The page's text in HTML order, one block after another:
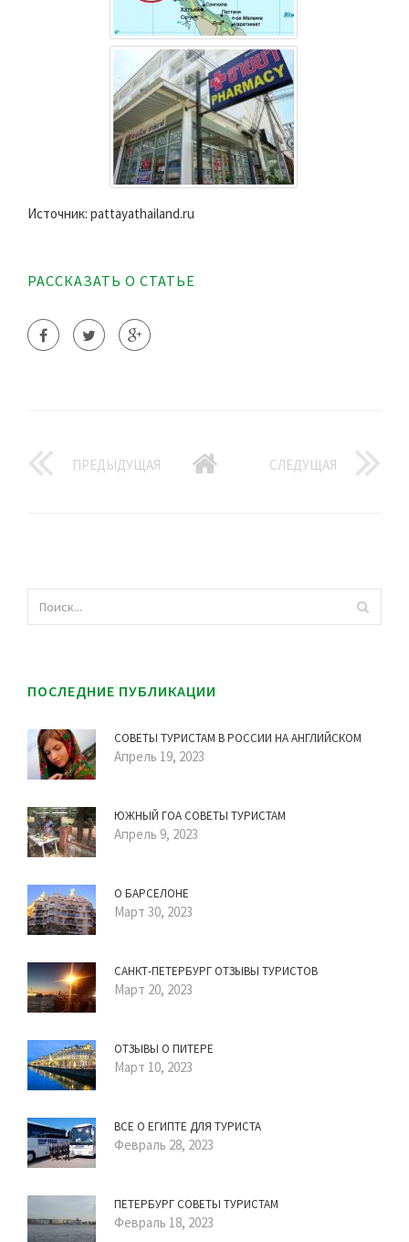
Источник: pattayathailand.ru
РАССКАЗАТЬ О СТАТЬЕ
ПРЕДЫДУЩАЯ СЛЕДУЩАЯ
ПОСЛЕДНИЕ ПУБЛИКАЦИИ
СОВЕТЫ ТУРИСТАМ В РОССИИ НА АНГЛИЙСКОМ
Апрель 19, 2023
ЮЖНЫЙ ГОА СОВЕТЫ ТУРИСТАМ
Апрель 9, 2023
О БАРСЕЛОНЕ
Март 30, 2023
САНКТ-ПЕТЕРБУРГ ОТЗЫВЫ ТУРИСТОВ
Март 20, 2023
ОТЗЫВЫ О ПИТЕРЕ
Март 10, 2023
ВСЕ О ЕГИПТЕ ДЛЯ ТУРИСТА
Февраль 28, 2023
ПЕТЕРБУРГ СОВЕТЫ ТУРИСТАМ
Февраль 18, 2023